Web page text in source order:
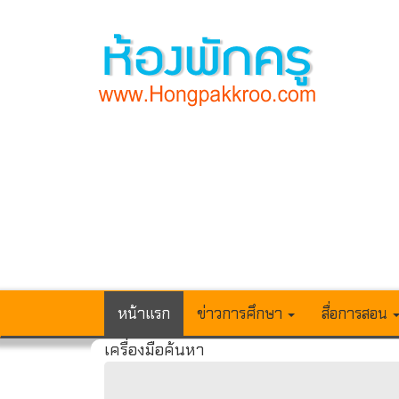
หน้าแรก ข่าวการศึกษา สื่อการสอน
เครื่องมือค้นหา